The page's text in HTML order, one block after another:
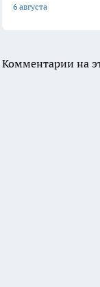
6 августа
Комментарии на